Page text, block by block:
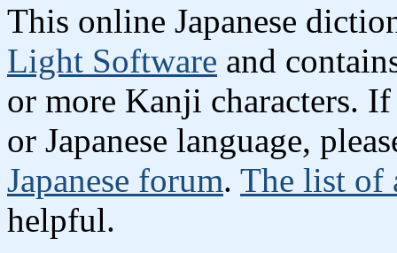
This online Japanese
Light Software and
or more Kanji characters.
or Japanese language,
Japanese forum. The list of
helpful.